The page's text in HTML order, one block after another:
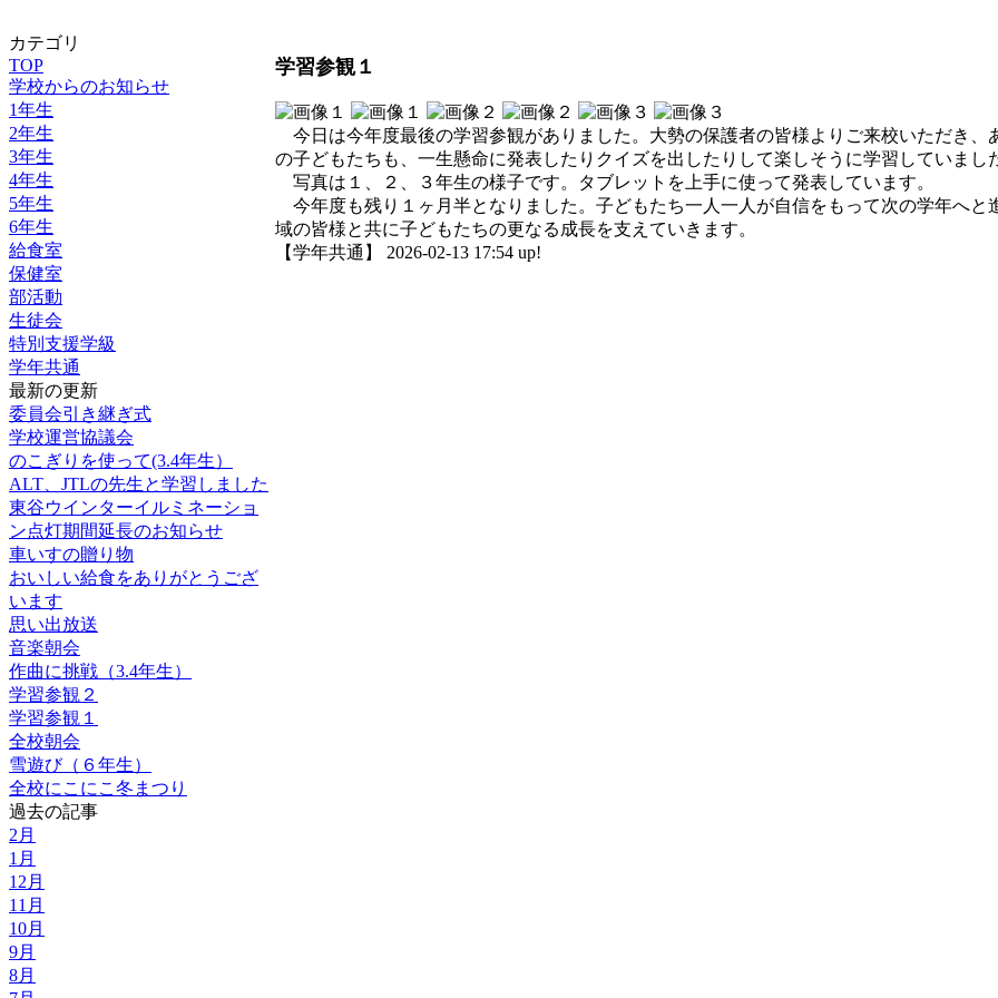
カテゴリ
TOP
学校からのお知らせ
1年生
2年生
3年生
4年生
5年生
6年生
給食室
保健室
部活動
生徒会
特別支援学級
学年共通
最新の更新
委員会引き継ぎ式
学校運営協議会
のこぎりを使って(3.4年生）
ALT、JTLの先生と学習しました
東谷ウインターイルミネーショ
ン点灯期間延長のお知らせ
車いすの贈り物
おいしい給食をありがとうござ
います
思い出放送
音楽朝会
作曲に挑戦（3.4年生）
学習参観２
学習参観１
全校朝会
雪遊び（６年生）
全校にこにこ冬まつり
過去の記事
2月
1月
12月
11月
10月
9月
8月
学習参観１
今日は今年度最後の学習参観がありました。大勢の保護者の皆様よりご来校いただき、
の子どもたちも、一生懸命に発表したりクイズを出したりして楽しそうに学習していまし
写真は１、２、３年生の様子です。タブレットを上手に使って発表しています。
今年度も残り１ヶ月半となりました。子どもたち一人一人が自信をもって次の学年へと
域の皆様と共に子どもたちの更なる成長を支えていきます。
【学年共通】 2026-02-13 17:54 up!